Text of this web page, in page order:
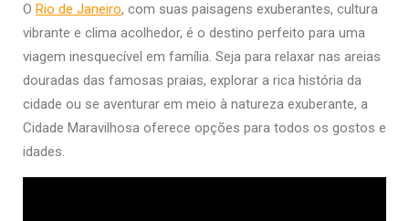
O Rio de Janeiro, com suas paisagens exuberantes, cultura
vibrante e clima acolhedor, é o destino perfeito para uma
viagem inesquecível em família. Seja para relaxar nas areias
douradas das famosas praias, explorar a rica história da
cidade ou se aventurar em meio à natureza exuberante, a
Cidade Maravilhosa oferece opções para todos os gostos e
idades.